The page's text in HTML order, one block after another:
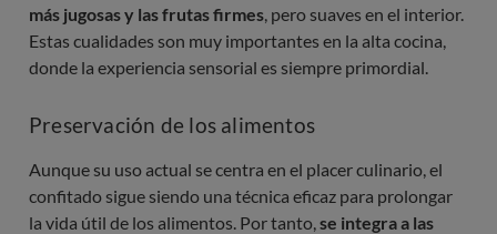
más jugosas y las frutas firmes, pero suaves en el interior.
Estas cualidades son muy importantes en la alta cocina,
donde la experiencia sensorial es siempre primordial.
Preservación de los alimentos
Aunque su uso actual se centra en el placer culinario, el
confitado sigue siendo una técnica eficaz para prolongar
la vida útil de los alimentos. Por tanto, se integra a las